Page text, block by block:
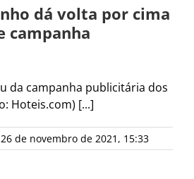
dá volta por cima
campanha
da campanha publicitária dos
Hoteis.com) [...]
26 de novembro de 2021, 15:33